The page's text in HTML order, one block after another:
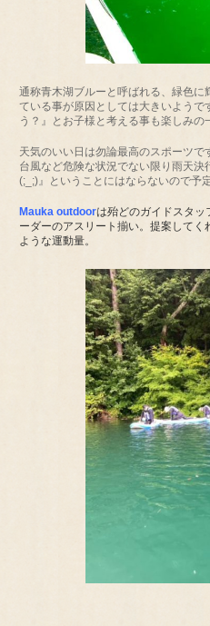
通称青木湖ブルーと呼ばれる、緑色
ている事が原因としては大きいようで
う？』とお子様と考える事も楽しみの
天気のいい日は勿論最高のスポーツ
台風など危険な状況でない限り雨天
(;_;)』ということにはならないので予
Mauka outdoorは殆どのガイドスタッ
ーダーのアスリート揃い。提案して
ような運動量。